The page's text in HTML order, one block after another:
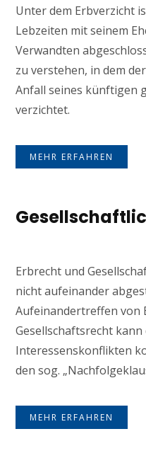
Unter dem Erbverzicht
Lebzeiten mit seinem
Verwandten
zu verstehen, in dem
Anfall seines künftigen
verzichtet.
MEHR ERFAHREN
Erbrecht und
nicht aufeinander
Aufeinandertreffen von
Gesellschaftsrecht kann
Interessenskonflikten
den sog.
MEHR ERFAHREN